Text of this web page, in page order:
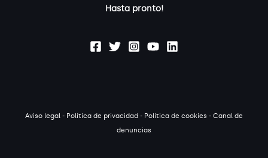
Hasta pronto!
Aviso legal - Política de privacidad - Política de cookies - Canal de
denuncias